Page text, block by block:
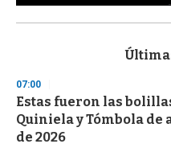
s
d
s
o
f
3
07:00
Estas fueron las
Quiniela y Tómbola de
de 2026